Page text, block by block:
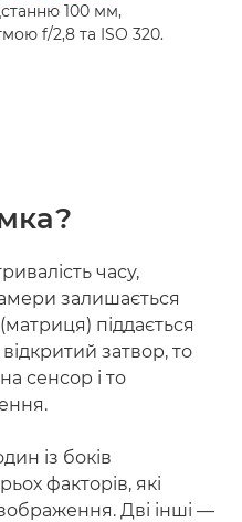
100 мм,
f/2,8 та ISO 320.
часу,
залишається
піддається
затвор, то
сенсор і то
із боків
факторів, які
Дві інші —